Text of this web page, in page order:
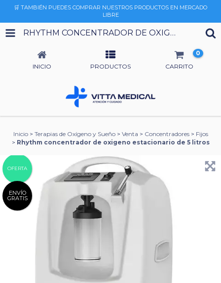
🛒 TAMBIÉN PUEDES COMPRAR NUESTROS PRODUCTOS EN MERCADO
LIBRE
RHYTHM CONCENTRADOR DE OXIGENO ESTACIONARIO DE 5 LITROS
INICIO PRODUCTOS CARRITO
0
Inicio > Terapias de Oxígeno y Sueño > Venta > Concentradores > Fijos
> Rhythm concentrador de oxigeno estacionario de 5 litros
OFERTA
ENVÍO
GRATIS